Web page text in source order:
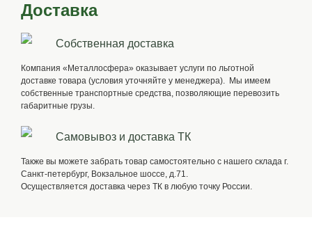
Доставка
Собственная доставка
Компания «Металлосфера» оказывает услуги по льготной
доставке товара (условия уточняйте у менеджера). Мы имеем
собственные транспортные средства, позволяющие перевозить
габаритные грузы.
Самовывоз и доставка ТК
Также вы можете забрать товар самостоятельно с нашего склада г.
Санкт-петербург, Вокзальное шоссе, д.71.
Осуществляется доставка через ТК в любую точку России.